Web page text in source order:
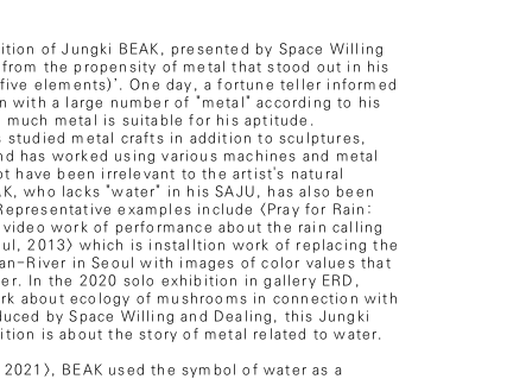
of Jungki BEAK, presented by Space Willing
the propensity of metal that stood out in his
elements)’. One day, a fortune teller informed
with a large number of "metal" according to his
much metal is suitable for his aptitude.
studied metal crafts in addition to sculptures,
has worked using various machines and metal
have been irrelevant to the artist's natural
who lacks "water" in his SAJU, has also been
examples include <Pray for Rain:
work of performance about the rain calling
2013> which is installtion work of replacing the
River in Seoul with images of color values that
In the 2020 solo exhibition in gallery ERD,
about ecology of mushrooms in connection with
by Space Willing and Dealing, this Jungki
is about the story of metal related to water.
BEAK used the symbol of water as a